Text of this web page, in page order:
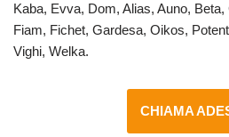
Kaba, Evva, Dom, Alias, Auno, Beta,
Fiam, Fichet, Gardesa, Oikos,
Vighi, Welka.
CHIAMA